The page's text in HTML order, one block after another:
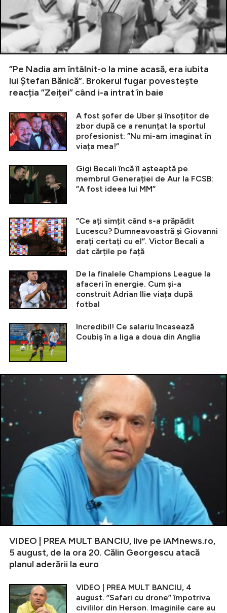
”Pe Nadia am întâlnit-o la mine acasă, era iubita
lui Ștefan Bănică”. Brokerul fugar povestește
reacția ”Zeiței” când i-a intrat în baie
A fost șofer de Uber și însoțitor de
zbor după ce a renunțat la sportul
profesionist: ”Nu mi-am imaginat în
viața mea!”
Gigi Becali încă îl așteaptă pe
membrul Generației de Aur la FCSB:
”A fost ideea lui MM”
”Ce ați simțit când s-a prăpădit
Lucescu? Dumneavoastră și Giovanni
erați certați cu el”. Victor Becali a
dat cărțile pe față
De la finalele Champions League la
afaceri în energie. Cum și-a
construit Adrian Ilie viața după
fotbal
Incredibil! Ce salariu încasează
Coubiș în a liga a doua din Anglia
VIDEO | PREA MULT BANCIU, live pe iAMnews.ro,
5 august, de la ora 20. Călin Georgescu atacă
planul aderării la euro
VIDEO | PREA MULT BANCIU, 4
august. ”Safari cu drone” împotriva
civililor din Herson. Imaginile care au